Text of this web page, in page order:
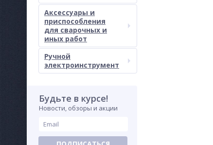
Аксессуары и
приспособления
для сварочных и
иных работ
Ручной
электроинструмент
Будьте в курсе!
Новости, обзоры и акции